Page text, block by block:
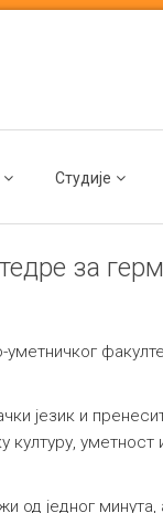
Студије
за
језик и
културу,
од једног